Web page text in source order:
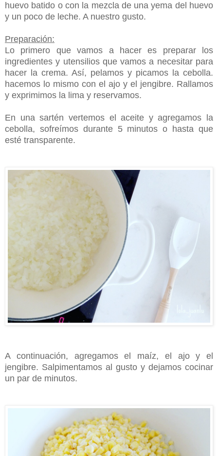
huevo batido o con la mezcla de una yema del huevo
y un poco de leche. A nuestro gusto.
Preparación:
Lo primero que vamos a hacer es preparar los
ingredientes y utensilios que vamos a necesitar para
hacer la crema. Así, pelamos y picamos la cebolla.
hacemos lo mismo con el ajo y el jengibre. Rallamos
y exprimimos la lima y reservamos.
En una sartén vertemos el aceite y agregamos la
cebolla, sofreímos durante 5 minutos o hasta que
esté transparente.
A continuación, agregamos el maíz, el ajo y el
jengibre. Salpimentamos al gusto y dejamos cocinar
un par de minutos.